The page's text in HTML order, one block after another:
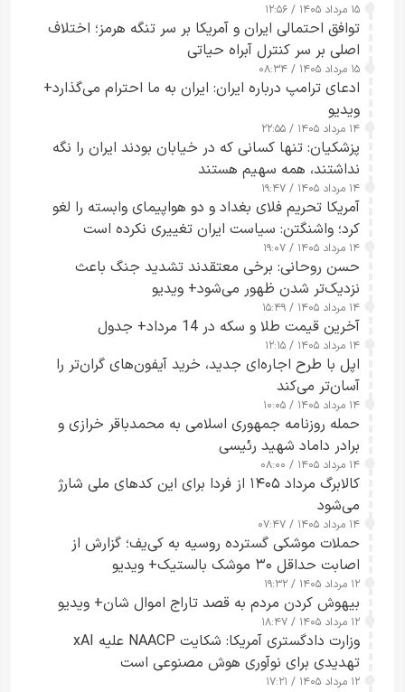
۱۵ مرداد ۱۴۰۵ / ۱۲:۵۶
توافق احتمالی ایران و آمریکا بر سر تنگه هرمز؛ اختلاف
اصلی بر سر کنترل آبراه حیاتی
۱۵ مرداد ۱۴۰۵ / ۰۸:۳۴
ادعای ترامپ درباره ایران: ایران به ما احترام می‌گذارد+
ویدیو
۱۴ مرداد ۱۴۰۵ / ۲۲:۵۵
پزشکیان: تنها کسانی که در خیابان بودند ایران را نگه
نداشتند، همه سهیم هستند
۱۴ مرداد ۱۴۰۵ / ۱۹:۴۷
آمریکا تحریم فلای بغداد و دو هواپیمای وابسته را لغو
کرد؛ واشنگتن: سیاست ایران تغییری نکرده است
۱۴ مرداد ۱۴۰۵ / ۱۹:۰۷
حسن روحانی: برخی معتقدند تشدید جنگ باعث
نزدیک‌تر شدن ظهور می‌شود+ ویدیو
۱۴ مرداد ۱۴۰۵ / ۱۵:۴۹
آخرین قیمت طلا و سکه در 14 مرداد+ جدول
۱۴ مرداد ۱۴۰۵ / ۱۲:۱۵
اپل با طرح اجاره‌ای جدید، خرید آیفون‌های گران‌تر را
آسان‌تر می‌کند
۱۴ مرداد ۱۴۰۵ / ۱۰:۰۵
حمله روزنامه جمهوری اسلامی به محمدباقر خرازی و
برادر داماد شهید رئیسی
۱۴ مرداد ۱۴۰۵ / ۰۸:۰۰
کالابرگ مرداد ۱۴۰۵ از فردا برای این کدهای ملی شارژ
می‌شود
۱۴ مرداد ۱۴۰۵ / ۰۷:۴۷
حملات موشکی گسترده روسیه به کی‌یف؛ گزارش از
اصابت حداقل ۳۰ موشک بالستیک+ ویدیو
۱۲ مرداد ۱۴۰۵ / ۱۹:۳۲
بیهوش کردن مردم به قصد تاراج اموال شان+ ویدیو
۱۲ مرداد ۱۴۰۵ / ۱۸:۴۷
وزارت دادگستری آمریکا: شکایت NAACP علیه xAI
تهدیدی برای نوآوری هوش مصنوعی است
۱۲ مرداد ۱۴۰۵ / ۱۷:۲۱